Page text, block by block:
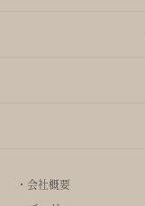
・会社概要